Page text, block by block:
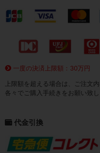
一度の決済上限額：30万円
上限額を超える場合は、ご注文
各々でご購入手続きをお願い致し
代金引換